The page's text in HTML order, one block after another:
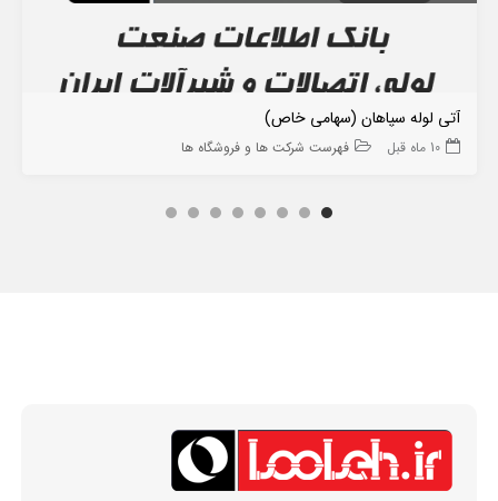
آتی لوله سپاهان (سهامی خاص)
10 ماه قبل فهرست شرکت ها و فروشگاه ها